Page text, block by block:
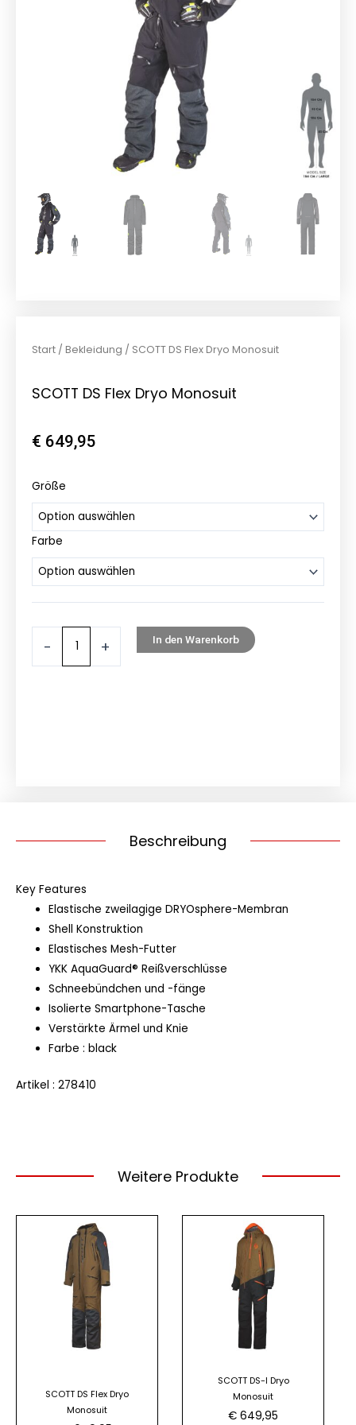
Start / Bekleidung / SCOTT DS Flex Dryo Monosuit
SCOTT DS Flex Dryo Monosuit
€ 649,95
Größe
Farbe
-
SCOTT
DS
Flex
Dryo
Monosuit
Menge
+ In den Warenkorb
Beschreibung
Key Features
Elastische zweilagige DRYOsphere-Membran
Shell Konstruktion
Elastisches Mesh-Futter
YKK AquaGuard® Reißverschlüsse
Schneebündchen und -fänge
Isolierte Smartphone-Tasche
Verstärkte Ärmel und Knie
Farbe : black
Artikel : 278410
Weitere Produkte
SCOTT DS Flex Dryo
Monosuit
SCOTT DS-I Dryo
Monosuit
€ 649,95
Dieses
Produkt
weist
mehrere
Varianten
auf.
Die
können
auf